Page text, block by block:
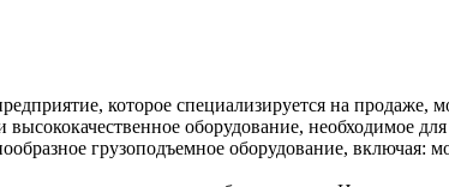
которое специализируется на
оборудование, необходимое
грузоподъемное оборудование, включая: